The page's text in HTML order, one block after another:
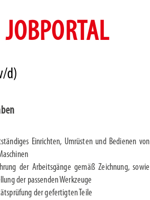
JOBPORTAL
d)
Einrichten, Umrüsten und Bedienen von
der Arbeits­gänge gemäß Zeich­nung, sowie
der passenden Werkzeuge
der gefertigten Teile